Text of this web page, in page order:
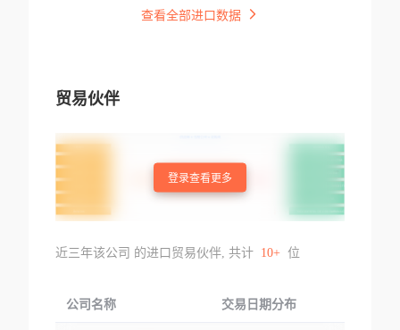
查看全部进口数据
贸易伙伴
登录查看更多
近三年该公司 的进口贸易伙伴, 共计 10+ 位
公司名称 交易日期分布